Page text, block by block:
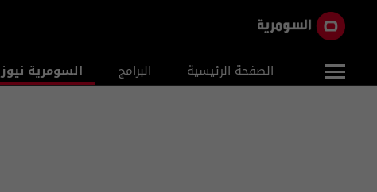
الصفحة الرئيسية البرامج السومرية نيوز